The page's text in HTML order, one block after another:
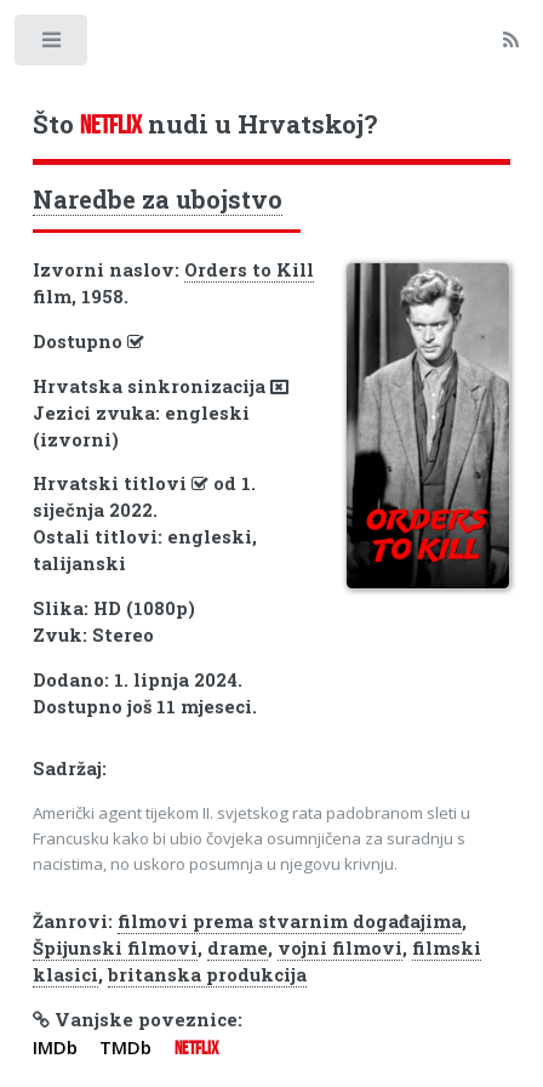
Što NETFLIXnudi u Hrvatskoj?
Naredbe za ubojstvo
Izvorni naslov: Orders to Kill
film, 1958.
Dostupno
Hrvatska sinkronizacija
Jezici zvuka: engleski
(izvorni)
Hrvatski titlovi
od 1.
siječnja 2022.
Ostali titlovi: engleski,
talijanski
Slika: HD (1080p)
Zvuk: Stereo
Dodano: 1. lipnja 2024.
Dostupno još 11 mjeseci.
Sadržaj:
Američki agent tijekom II. svjetskog rata padobranom sleti u
Francusku kako bi ubio čovjeka osumnjičena za suradnju s
nacistima, no uskoro posumnja u njegovu krivnju.
Žanrovi: filmovi prema stvarnim događajima,
Špijunski filmovi, drame, vojni filmovi, filmski
klasici, britanska produkcija
Vanjske poveznice:
IMDb TMDb NETFLIX